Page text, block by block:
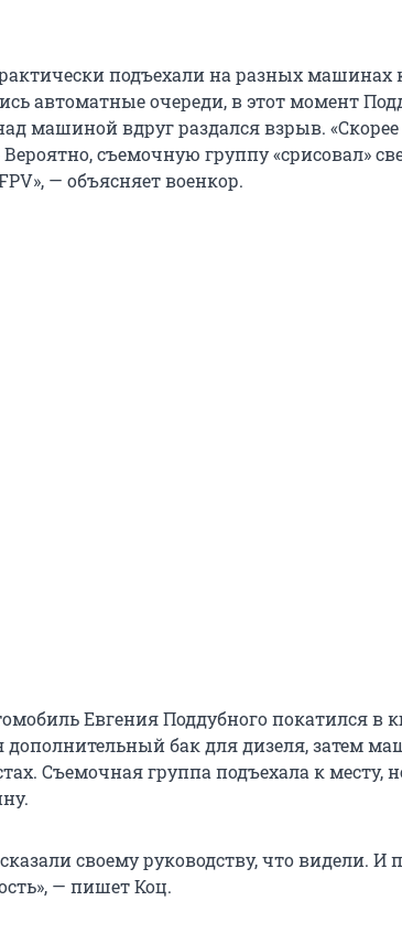
подъехали на разных машинах
автоматные очереди, в этот момент
машиной вдруг раздался взрыв.
Вероятно, съемочную группу «срисовал»
— объясняет военкор.
Евгения Поддубного покатился в
дополнительный бак для дизеля, затем
Съемочная группа подъехала к месту,
своему руководству, что видели.
— пишет Коц.